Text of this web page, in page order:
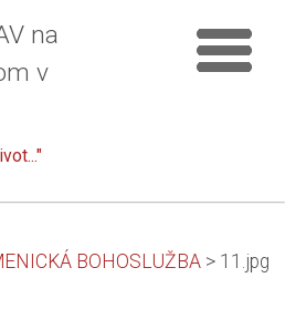
na
v
BOHOSLUŽBA > 11.jpg